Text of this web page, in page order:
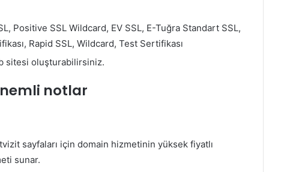
Positive SSL Wildcard, EV SSL, E-Tuğra Standart SSL,
Rapid SSL, Wildcard, Test Sertifikası
sitesi oluşturabilirsiniz.
notlar
sayfaları için domain hizmetinin yüksek fiyatlı
sunar.